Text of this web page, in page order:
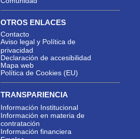
OTROS ENLACES
Contacto
Aviso legal y Política de
privacidad
Declaración de accesibilidad
Mapa web
Política de Cookies (EU)
TRANSPARIENCIA
Información Institucional
Información en materia de
contratación
Información financiera